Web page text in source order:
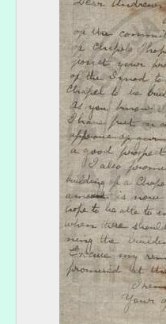
[Documento
[Documento
[Documento
[Documento
[Documento
[Documento
[Documento
[Documento
[Documento simples]
[Documento
[Documento
[Documento
[Documento
[Documento
[Documento
[Subsérie] CT -
[Série] RJ -